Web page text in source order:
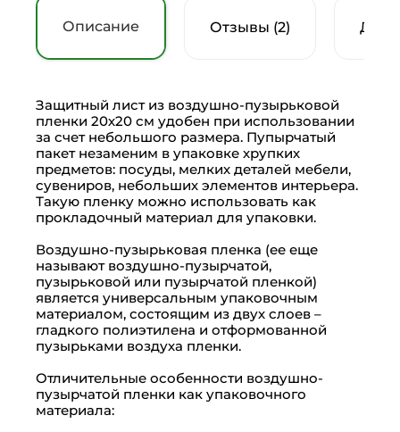
Описание Отзывы (2)
Защитный лист из воздушно-пузырьковой
пленки 20х20 см удобен при использовании
за счет небольшого размера. Пупырчатый
пакет незаменим в упаковке хрупких
предметов: посуды, мелких деталей мебели,
сувениров, небольших элементов интерьера.
Такую пленку можно использовать как
прокладочный материал для упаковки.
Воздушно-пузырьковая пленка (ее еще
называют воздушно-пузырчатой,
пузырьковой или пузырчатой пленкой)
является универсальным упаковочным
материалом, состоящим из двух слоев –
гладкого полиэтилена и отформованной
пузырьками воздуха пленки.
Отличительные особенности воздушно-
пузырчатой пленки как упаковочного
материала: